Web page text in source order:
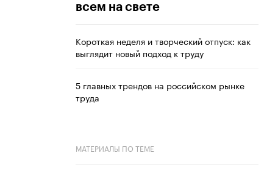
всем на свете
Короткая неделя и творческий отпуск: как
выглядит новый подход к труду
5 главных трендов на российском рынке
труда
МАТЕРИАЛЫ ПО ТЕМЕ